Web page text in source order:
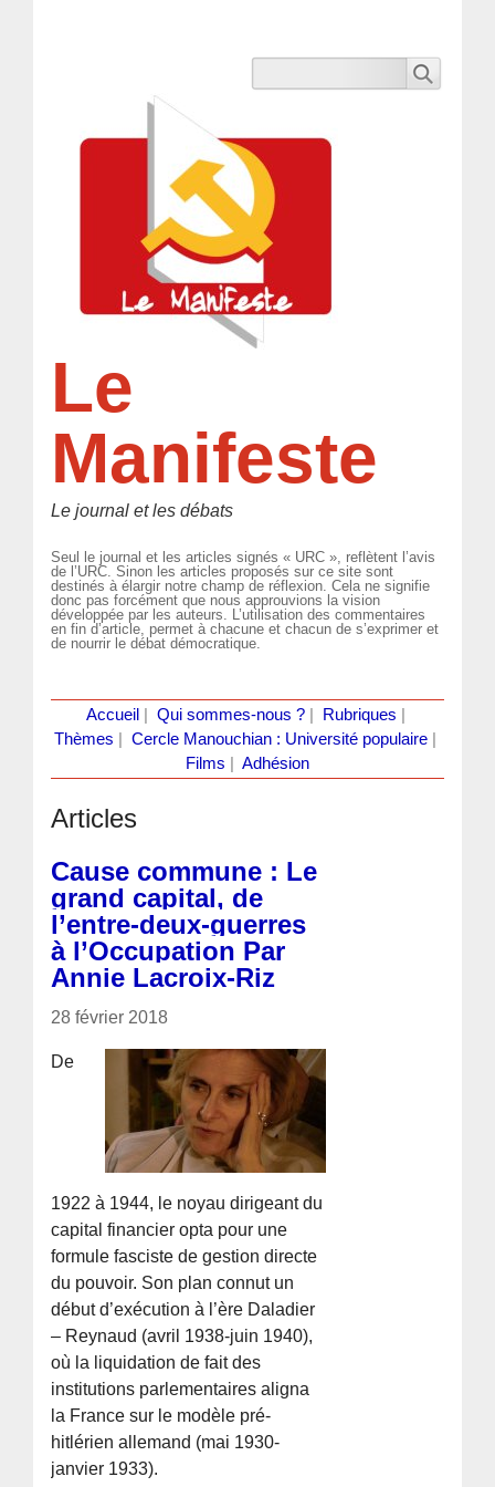
Le
Manifeste
Le journal et les débats
Seul le journal et les articles signés « URC », reflètent l’avis
de l’URC. Sinon les articles proposés sur ce site sont
destinés à élargir notre champ de réflexion. Cela ne signifie
donc pas forcément que nous approuvions la vision
développée par les auteurs. L’utilisation des commentaires
en fin d’article, permet à chacune et chacun de s’exprimer et
de nourrir le débat démocratique.
Accueil Qui sommes-nous ?| Rubriques
Thèmes
Cercle Manouchian : Université populaire
Films
Adhésion
Articles
Cause commune : Le
grand capital, de
l’entre-deux-guerres
à l’Occupation Par
Annie Lacroix-Riz
28 février 2018
De
1922 à 1944, le noyau dirigeant du
capital financier opta pour une
formule fasciste de gestion directe
du pouvoir. Son plan connut un
début d’exécution à l’ère Daladier
– Reynaud (avril 1938-juin 1940),
où la liquidation de fait des
institutions parlementaires aligna
la France sur le modèle pré-
hitlérien allemand (mai 1930-
janvier 1933).